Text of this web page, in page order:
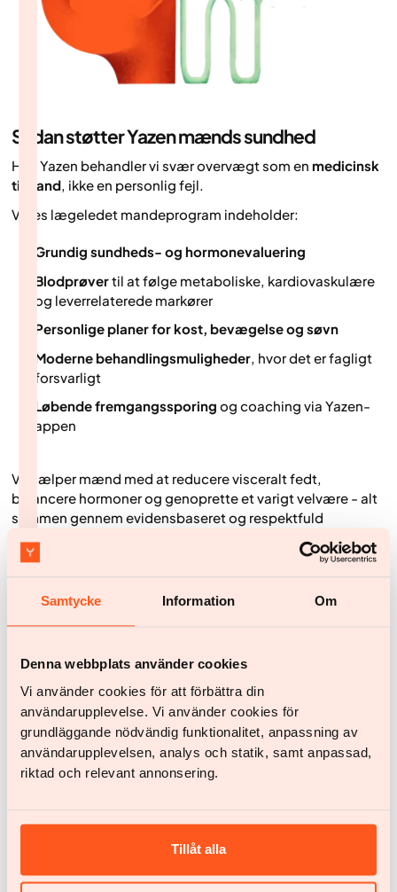
Samtycke Information Om
Denna webbplats använder cookies
Vi använder cookies för att förbättra din
användarupplevelse. Vi använder cookies för
grundläggande nödvändig funktionalitet, anpassning av
användarupplevelsen, analys och statik, samt anpassad,
riktad och relevant annonsering.
Tillåt alla
Sådan støtter Yazen mænds sundhed
Hos Yazen behandler vi svær overvægt som en medicinsk
tilstand, ikke en personlig fejl.
Vores lægeledet mandeprogram indeholder:
Grundig sundheds- og hormonevaluering
Blodprøvertil at følge metaboliske, kardiovaskulære
og leverrelaterede markører
Personlige planer for kost, bevægelse og søvn
Moderne behandlingsmuligheder, hvor det er fagligt
forsvarligt
Løbende fremgangssporing og coaching via Yazen-
appen
Vi hjælper mænd med at reducere visceralt fedt,
balancere hormoner og genoprette et varigt velvære - alt
sammen gennem evidensbaseret og respektfuld
Sådan kan du komme i gang
1 Tilmeld dig via vores hjemmeside
Besvar nogle få spørgsmål på 2 minutter, så vi
dine svar skal du logge sikkert ind med iDIN. Det er
2 Download Yazen-appen